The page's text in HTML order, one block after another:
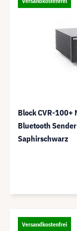
Block CVR-
Bluetooth
Saphirschwarz
Versandkostenfrei